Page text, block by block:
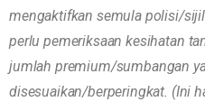
mengaktifkan semula polisi/
perlu pemeriksaan kesihatan
jumlah premium/sumbangan
disesuaikan/berperingkat. (Ini